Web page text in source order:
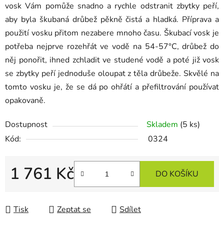
vosk Vám pomůže snadno a rychle odstranit zbytky peří,
aby byla škubaná drůbež pěkně čistá a hladká. Příprava a
použití vosku přitom nezabere mnoho času. Škubací vosk je
potřeba nejprve rozehřát ve vodě na 54-57°C, drůbež do
něj ponořit, ihned zchladit ve studené vodě a poté již vosk
se zbytky peří jednoduše oloupat z těla drůbeže. Skvělé na
tomto vosku je, že se dá po ohřátí a přefiltrování používat
opakovaně.
Dostupnost Skladem (5 ks)
Kód:
0324
1 761 Kč DO KOŠÍKU
Tisk Zeptat se Sdílet